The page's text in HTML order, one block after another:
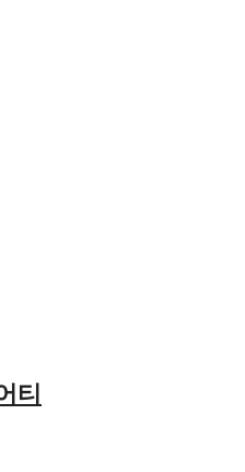
티